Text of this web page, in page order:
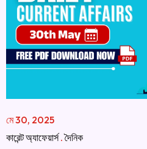
মে 30, 2025
কারেন্ট অ্যাফেয়ার্স.দৈনিক